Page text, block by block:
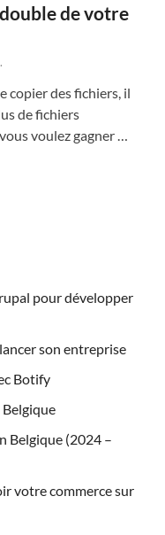
de votre
copier des fichiers, il
de fichiers
voulez gagner …
pour développer
son entreprise
Botify
Belgique (2024 –
votre commerce sur